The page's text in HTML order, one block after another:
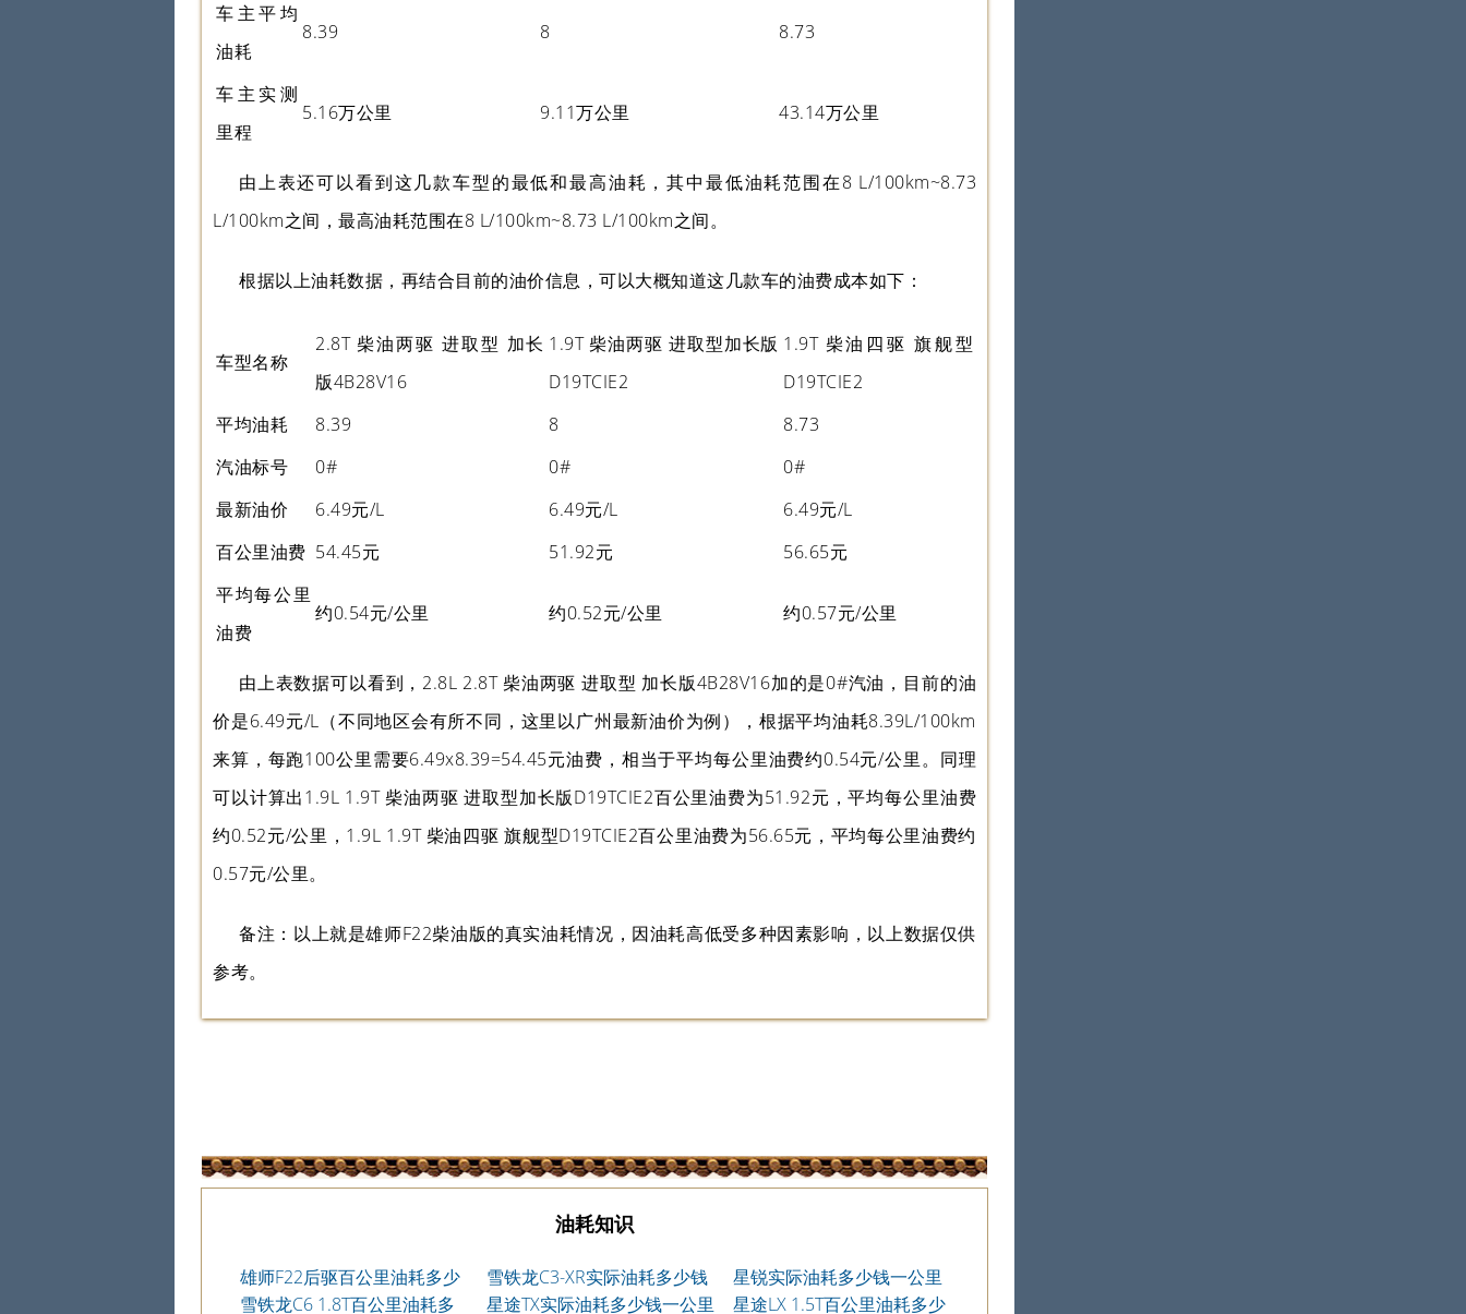
车主平均
油耗
8.39 8 8.73
车主实测
里程
5.16万公里 9.11万公里 43.14万公里
由上表还可以看到这几款车型的最低和最高油耗，其中最低油耗范围在8 L/100km~8.73
L/100km之间，最高油耗范围在8 L/100km~8.73 L/100km之间。
根据以上油耗数据，再结合目前的油价信息，可以大概知道这几款车的油费成本如下：
车型名称
2.8T 柴油两驱 进取型 加长
版4B28V16
1.9T 柴油两驱 进取型加长版
D19TCIE2
1.9T 柴油四驱 旗舰型
D19TCIE2
平均油耗
8.39 8
8.73
汽油标号
0# 0#
0#
最新油价
6.49元/L 6.49元/L
6.49元/L
百公里油费 54.45元 51.92元
56.65元
平均每公里
油费
约0.54元/公里 约0.52元/公里 约0.57元/公里
由上表数据可以看到，2.8L 2.8T 柴油两驱 进取型 加长版4B28V16加的是0#汽油，目前的油
价是6.49元/L（不同地区会有所不同，这里以广州最新油价为例），根据平均油耗8.39L/100km
来算，每跑100公里需要6.49x8.39=54.45元油费，相当于平均每公里油费约0.54元/公里。同理
可以计算出1.9L 1.9T 柴油两驱 进取型加长版D19TCIE2百公里油费为51.92元，平均每公里油费
约0.52元/公里，1.9L 1.9T 柴油四驱 旗舰型D19TCIE2百公里油费为56.65元，平均每公里油费约
0.57元/公里。
备注：以上就是雄师F22柴油版的真实油耗情况，因油耗高低受多种因素影响，以上数据仅供
参考。
油耗知识
雄师F22后驱百公里油耗多少
钱一公里
雪铁龙C3-XR实际油耗多少钱
一公里
星锐实际油耗多少钱一公里
雪铁龙C6 1.8T百公里油耗多
星途TX实际油耗多少钱一公里 星途LX 1.5T百公里油耗多少